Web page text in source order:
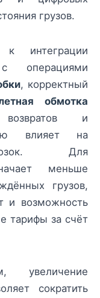
грузов.
интеграции
операциями
, корректный
обмотка
и
влияет на
Для
меньше
грузов,
и возможность
тарифы за счёт
увеличение
сократить